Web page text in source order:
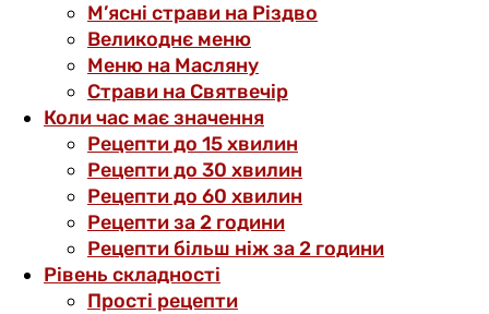
М’ясні страви на Різдво
Великоднє меню
Меню на Масляну
Страви на Святвечір
Коли час має значення
Рецепти до 15 хвилин
Рецепти до 30 хвилин
Рецепти до 60 хвилин
Рецепти за 2 години
Рецепти більш ніж за 2 години
Рівень складності
Прості рецепти